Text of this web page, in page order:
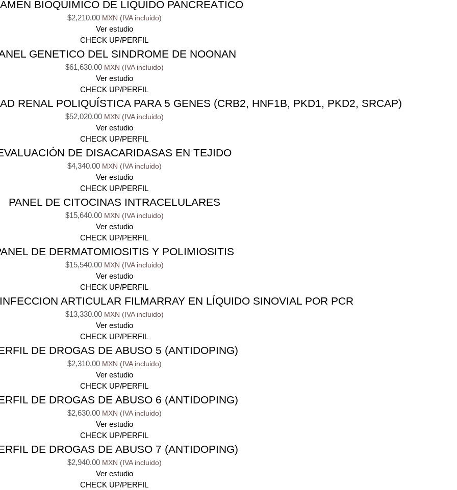
BIOQUÍMICO DE LÍQUIDO PANCREÁTICO
$2,210.00
Ver estudio
CHECK UP/PERFIL
GENETICO DEL SINDROME DE NOONAN
$61,630.00
Ver estudio
CHECK UP/PERFIL
RENAL POLIQUÍSTICA PARA 5 GENES (CRB2, HNF1B, PKD1, PKD2, SRCAP)
$52,020.00
Ver estudio
CHECK UP/PERFIL
DE DISACARIDASAS EN TEJIDO
$4,340.00
Ver estudio
CHECK UP/PERFIL
PANEL DE CITOCINAS INTRACELULARES
$15,640.00
Ver estudio
CHECK UP/PERFIL
DE DERMATOMIOSITIS Y POLIMIOSITIS
$15,540.00
Ver estudio
CHECK UP/PERFIL
ARTICULAR FILMARRAY EN LÍQUIDO SINOVIAL POR PCR
$13,330.00
Ver estudio
CHECK UP/PERFIL
DE DROGAS DE ABUSO 5 (ANTIDOPING)
$2,310.00
Ver estudio
CHECK UP/PERFIL
DE DROGAS DE ABUSO 6 (ANTIDOPING)
$2,630.00
Ver estudio
CHECK UP/PERFIL
DE DROGAS DE ABUSO 7 (ANTIDOPING)
$2,940.00
Ver estudio
CHECK UP/PERFIL